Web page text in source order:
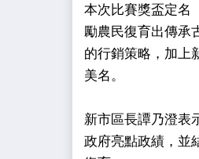
本次比賽獎盃定名
勵農民復育出傳承
的行銷策略，加上
美名。
新市區長譚乃澄表
政府亮點政績，並